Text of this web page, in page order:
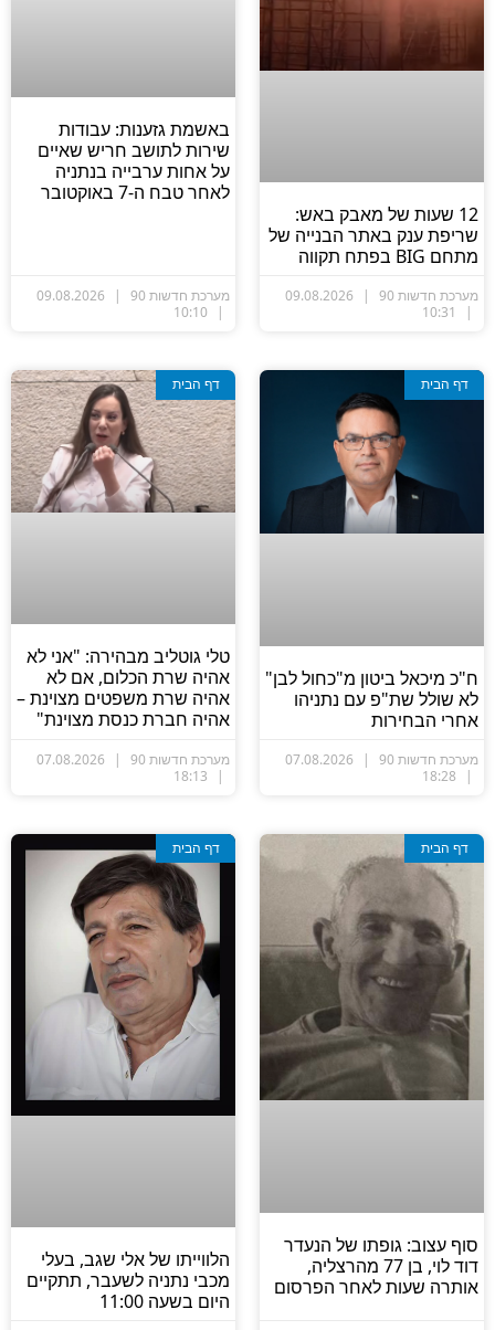
12 שעות של מאבק באש:
שריפת ענק באתר הבנייה של
מתחם BIG בפתח תקווה
מערכת חדשות 90
באשמת גזענות: עבודות
שירות לתושב חריש שאיים
על אחות ערבייה בנתניה
לאחר טבח ה-7 באוקטובר
מערכת חדשות 90
דף הבית
ח"כ מיכאל ביטון מ"כחול לבן"
לא שולל שת"פ עם נתניהו
אחרי הבחירות
מערכת חדשות 90
דף הבית
טלי גוטליב מבהירה: "אני לא
אהיה שרת הכלום, אם לא
אהיה שרת משפטים מצוינת –
אהיה חברת כנסת מצוינת"
מערכת חדשות 90
דף הבית
סוף עצוב: גופתו של הנעדר
דוד לוי, בן 77 מהרצליה,
אותרה שעות לאחר הפרסום
דף הבית
הלווייתו של אלי שגב, בעלי
מכבי נתניה לשעבר, תתקיים
היום בשעה 11:00